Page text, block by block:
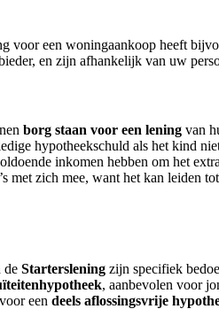
voor een woningaankoop heeft
en zijn afhankelijk van uw
borg staan voor een lening van
hypotheekschuld als het kind
inkomen hebben om het
zich mee, want het kan leiden
de Starterslening zijn specifiek
, aanbevolen voor
een deels aflossingsvrije